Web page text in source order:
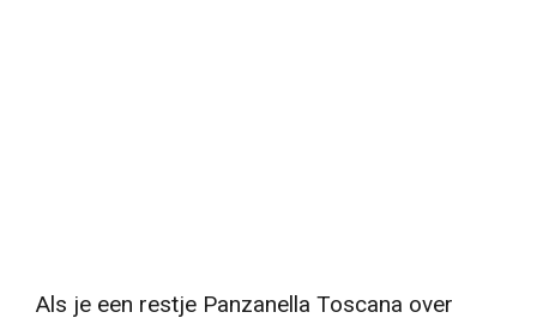
Als je een restje Panzanella Toscana over